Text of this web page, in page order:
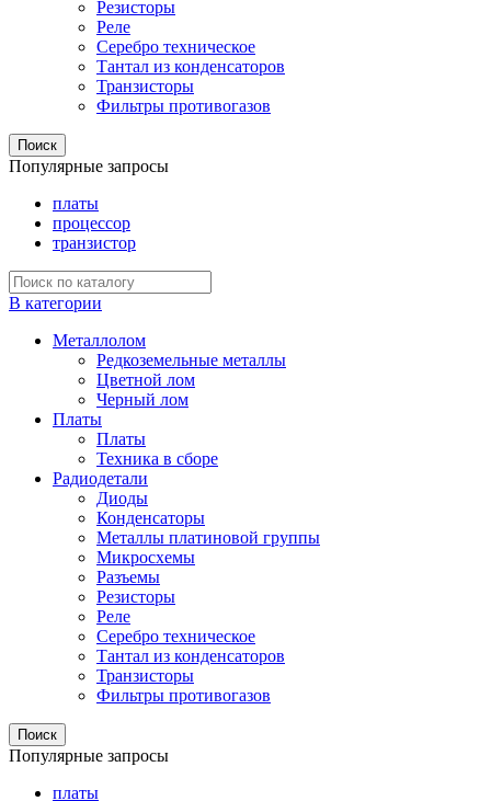
Резисторы
Реле
Серебро техническое
Тантал из конденсаторов
Транзисторы
Фильтры противогазов
Поиск
Популярные запросы
платы
процессор
транзистор
В категории
Металлолом
Редкоземельные металлы
Цветной лом
Черный лом
Платы
Платы
Техника в сборе
Радиодетали
Диоды
Конденсаторы
Металлы платиновой группы
Микросхемы
Разъемы
Резисторы
Реле
Серебро техническое
Тантал из конденсаторов
Транзисторы
Фильтры противогазов
Поиск
Популярные запросы
платы